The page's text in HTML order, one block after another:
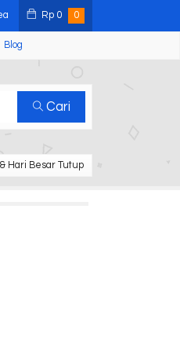
Rp 0 0
Blog
Cari
Hari Besar Tutup